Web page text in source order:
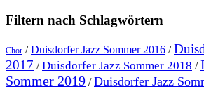
Filtern nach Schlagwörtern
Chor /Duisdorfer Jazz Sommer 2016 /
2017 /Duisdorfer Jazz Sommer 2018 /
Sommer 2019 /Duisdorfer Jazz